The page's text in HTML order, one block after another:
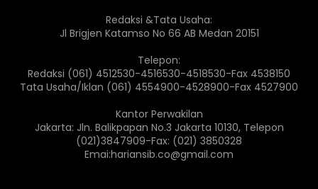
Redaksi &Tata Usaha:
Jl Brigjen Katamso No 66 AB Medan 20151
Telepon:
Redaksi (061) 4512530-4516530-4518530-Fax 4538150
Tata Usaha/Iklan (061) 4554900-4528900-Fax 4527900
Kantor Perwakilan
Jakarta: Jln. Balikpapan No.3 Jakarta 10130, Telepon
(021)3847909-Fax: (021) 3850328
Emai:hariansib.co@gmail.com